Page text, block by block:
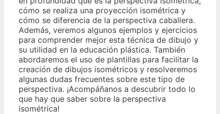
cómo se realiza una proyección isométrica y
cómo se diferencia de la perspectiva caballera.
Además, veremos algunos ejemplos y ejercicios
para comprender mejor esta técnica de dibujo y
su utilidad en la educación plástica. También
abordaremos el uso de plantillas para facilitar la
creación de dibujos isométricos y resolveremos
algunas dudas frecuentes sobre este tipo de
perspectiva. ¡Acompáñanos a descubrir todo lo
que hay que saber sobre la perspectiva
isométrica!